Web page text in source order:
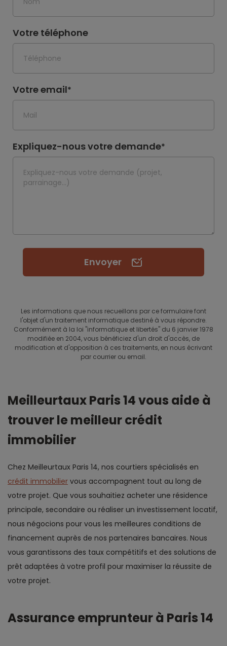
Votre téléphone
Votre email*
Expliquez-nous votre demande*
Envoyer
Les informations que nous recueillons par ce formulaire font
l'objet d'un traitement informatique destiné à vous répondre.
Conformément à la loi "informatique et libertés" du 6 janvier 1978
modifiée en 2004, vous bénéficiez d'un droit d'accès, de
modification et d'opposition à ces traitements, en nous écrivant
par courrier ou email.
Meilleurtaux Paris 14 vous aide à
trouver le meilleur crédit
immobilier
Chez Meilleurtaux Paris 14, nos courtiers spécialisés en
crédit immobilier vous accompagnent tout au long de
votre projet. Que vous souhaitiez acheter une résidence
principale, secondaire ou réaliser un investissement locatif,
nous négocions pour vous les meilleures conditions de
financement auprès de nos partenaires bancaires. Nous
vous garantissons des taux compétitifs et des solutions de
prêt adaptées à votre profil pour maximiser la réussite de
votre projet.
Assurance emprunteur à Paris 14